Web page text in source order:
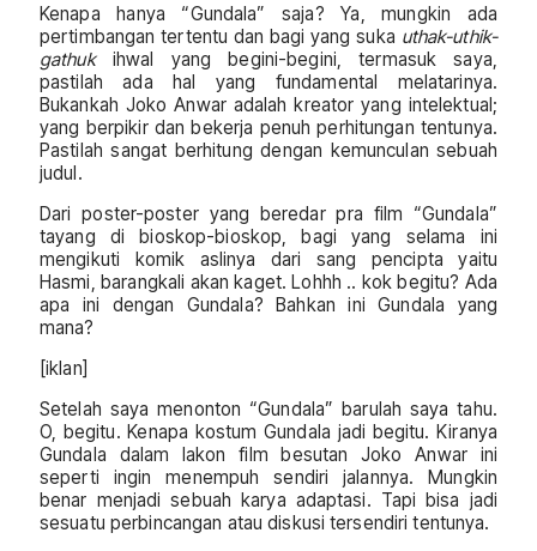
Kenapa hanya “Gundala” saja? Ya, mungkin ada
pertimbangan tertentu dan bagi yang suka uthak-uthik-
gathukihwal yang begini-begini, termasuk saya,
pastilah ada hal yang fundamental melatarinya.
Bukankah Joko Anwar adalah kreator yang intelektual;
yang berpikir dan bekerja penuh perhitungan tentunya.
Pastilah sangat berhitung dengan kemunculan sebuah
judul.
Dari poster-poster yang beredar pra film “Gundala”
tayang di bioskop-bioskop, bagi yang selama ini
mengikuti komik aslinya dari sang pencipta yaitu
Hasmi, barangkali akan kaget. Lohhh .. kok begitu? Ada
apa ini dengan Gundala? Bahkan ini Gundala yang
mana?
[iklan]
Setelah saya menonton “Gundala” barulah saya tahu.
O, begitu. Kenapa kostum Gundala jadi begitu. Kiranya
Gundala dalam lakon film besutan Joko Anwar ini
seperti ingin menempuh sendiri jalannya. Mungkin
benar menjadi sebuah karya adaptasi. Tapi bisa jadi
sesuatu perbincangan atau diskusi tersendiri tentunya.